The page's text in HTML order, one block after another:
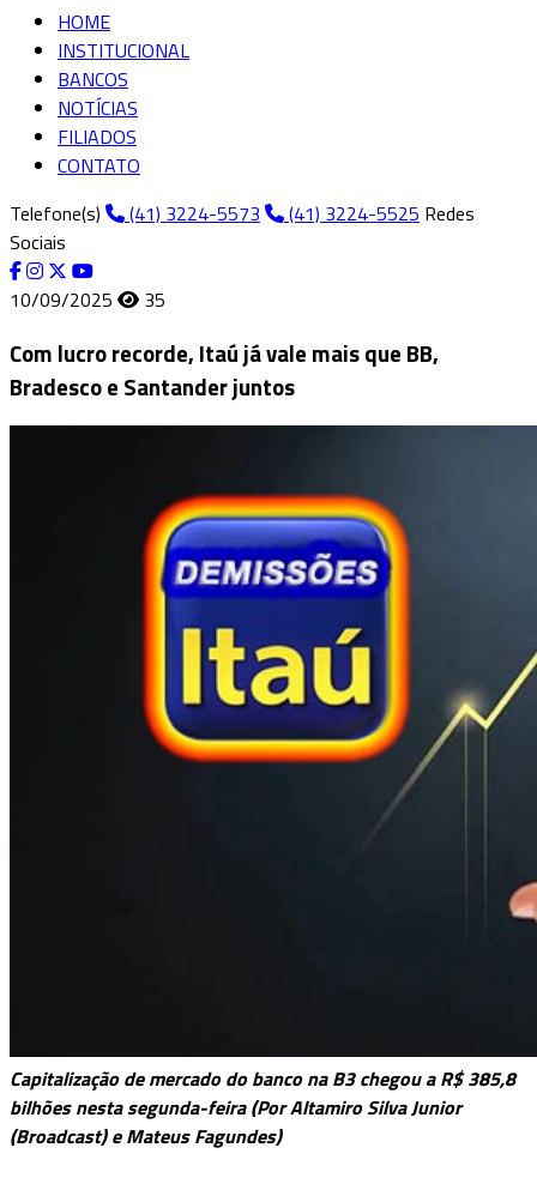
HOME
INSTITUCIONAL
BANCOS
NOTÍCIAS
FILIADOS
CONTATO
Telefone(s)
(41) 3224-5573 (41) 3224-5525 Redes
Sociais
10/09/2025
35
Com lucro recorde, Itaú já vale mais que BB,
Bradesco e Santander juntos
Capitalização de mercado do banco na B3 chegou a R$ 385,8
bilhões nesta segunda-feira (Por Altamiro Silva Junior
(Broadcast) e Mateus Fagundes)